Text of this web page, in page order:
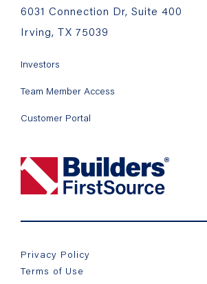
6031 Connection Dr, Suite 400
Irving, TX 75039
Investors
Team Member Access
Customer Portal
Privacy Policy
Terms of Use